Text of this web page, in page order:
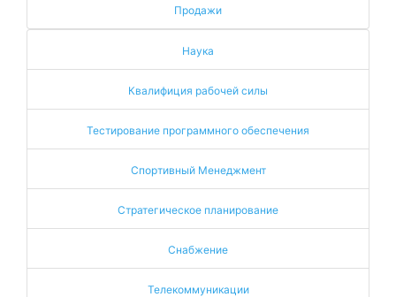
Продажи
Наука
Квалифиция рабочей силы
Тестирование программного обеспечения
Спортивный Менеджмент
Стратегическое планирование
Снабжение
Телекоммуникации